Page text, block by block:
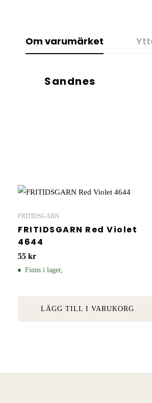
Om varumärket
Sandnes
FRITIDSGARN
FRITIDSGARN Red Violet
4644
55 kr
Finns i lager,
LÄGG TILL I VARUKORG